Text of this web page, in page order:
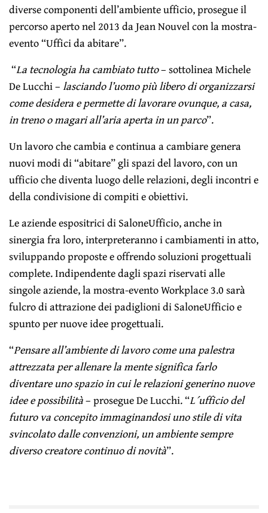
diverse componenti dell’ambiente ufficio, prosegue il
percorso aperto nel 2013 da Jean Nouvel con la mostra-
evento “Uffici da abitare”.
“La tecnologia ha cambiato tutto– sottolinea Michele
De Lucchi –lasciando l’uomo più libero di organizzarsi
come desidera e permette di lavorare ovunque, a casa,
in treno o magari all’aria aperta in un parco”.
Un lavoro che cambia e continua a cambiare genera
nuovi modi di “abitare” gli spazi del lavoro, con un
ufficio che diventa luogo delle relazioni, degli incontri e
della condivisione di compiti e obiettivi.
Le aziende espositrici di SaloneUfficio, anche in
sinergia fra loro, interpreteranno i cambiamenti in atto,
sviluppando proposte e offrendo soluzioni progettuali
complete. Indipendente dagli spazi riservati alle
singole aziende, la mostra-evento Workplace 3.0 sarà
fulcro di attrazione dei padiglioni di SaloneUfficio e
spunto per nuove idee progettuali.
“Pensare all’ambiente di lavoro come una palestra
attrezzata per allenare la mente significa farlo
diventare uno spazio in cui le relazioni generino nuove
idee e possibilità– prosegue De Lucchi. “L´ufficio del
futuro va concepito immaginandosi uno stile di vita
svincolato dalle convenzioni, un ambiente sempre
diverso creatore continuo di novità”.